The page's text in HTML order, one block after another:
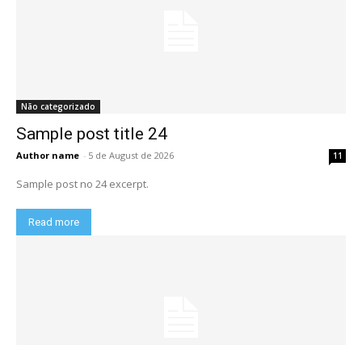
Não categorizado
Sample post title 24
Author name - 5 de August de 2026 11
Sample post no 24 excerpt.
Read more